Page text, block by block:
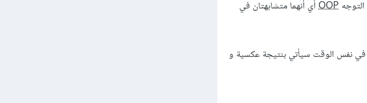
OOPأي أنهما متشابهتان في
في نفس الوقت سيأتي بنتيجة عكسية و